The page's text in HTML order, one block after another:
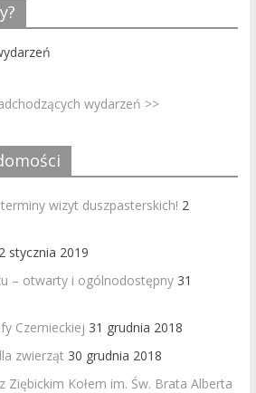
wydarzeń >>
wizyt duszpasterskich! 2
2 stycznia 2019
– otwarty i ogólnodostępny 31
Czernieckiej 31 grudnia 2018
zwierząt 30 grudnia 2018
Ziębickim Kołem im. Św. Brata Alberta